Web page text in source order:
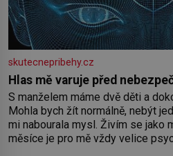
skutecnepribehy.cz
Hlas mě varuje před
S manželem máme dvě děti a
Mohla bych žít normálně, nebýt
mi nabourala mysl. Živím se jako
měsíce je pro mě vždy velice